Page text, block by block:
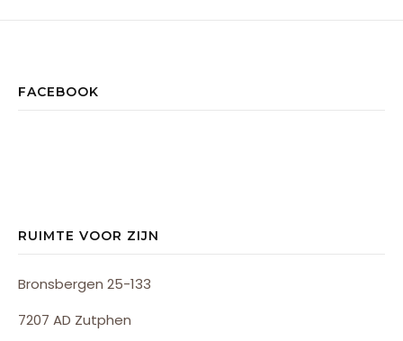
FACEBOOK
RUIMTE VOOR ZIJN
Bronsbergen 25-133
7207 AD Zutphen